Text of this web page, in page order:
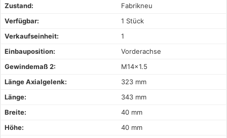
Zustand:
Fabrikneu
Verfügbar:
1 Stück
Verkaufseinheit:
1
Einbauposition:
Vorderachse
Gewindemaß 2:
M14x1.5
Länge Axialgelenk:
323 mm
Länge:
343 mm
Breite:
40 mm
Höhe:
40 mm